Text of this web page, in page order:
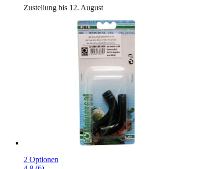
Zustellung bis 12. August
2 Optionen